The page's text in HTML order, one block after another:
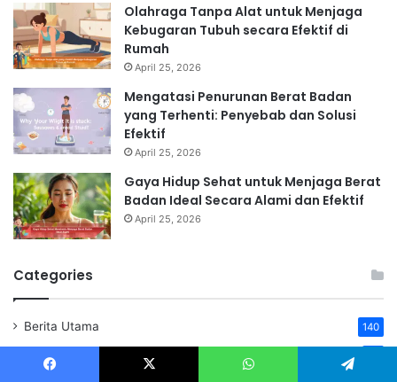
Olahraga Tanpa Alat untuk Menjaga
Kebugaran Tubuh secara Efektif di
Rumah
April 25, 2026
Mengatasi Penurunan Berat Badan
yang Terhenti: Penyebab dan Solusi
Efektif
April 25, 2026
Gaya Hidup Sehat untuk Menjaga Berat
Badan Ideal Secara Alami dan Efektif
April 25, 2026
Categories
Berita Utama 140
Berita